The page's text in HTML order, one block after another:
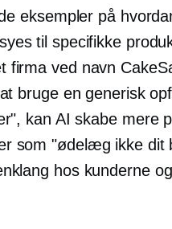
eksempler på
til specifikke
firma ved navn
bruge en generisk
kan AI skabe mere
som "ødelæg ikke dit
hos kunderne